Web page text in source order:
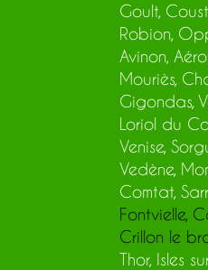
Goult,
Robion,
Avinon,
Mouriès,
Gigondas,
Loriol du
Venise,
Vedène,
Comtat,
Fontvielle,
Crillon le
Thor, Isles